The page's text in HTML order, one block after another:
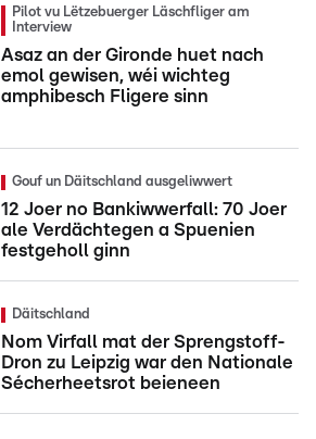
Pilot vu Lëtzebuerger Läschfliger am
Interview
Asaz an der Gironde huet nach
emol gewisen, wéi wichteg
amphibesch Fligere sinn
Gouf un Däitschland ausgeliwwert
12 Joer no Bankiwwerfall: 70 Joer
ale Verdächtegen a Spuenien
festgeholl ginn
Däitschland
Nom Virfall mat der Sprengstoff-
Dron zu Leipzig war den Nationale
Sécherheetsrot beieneen